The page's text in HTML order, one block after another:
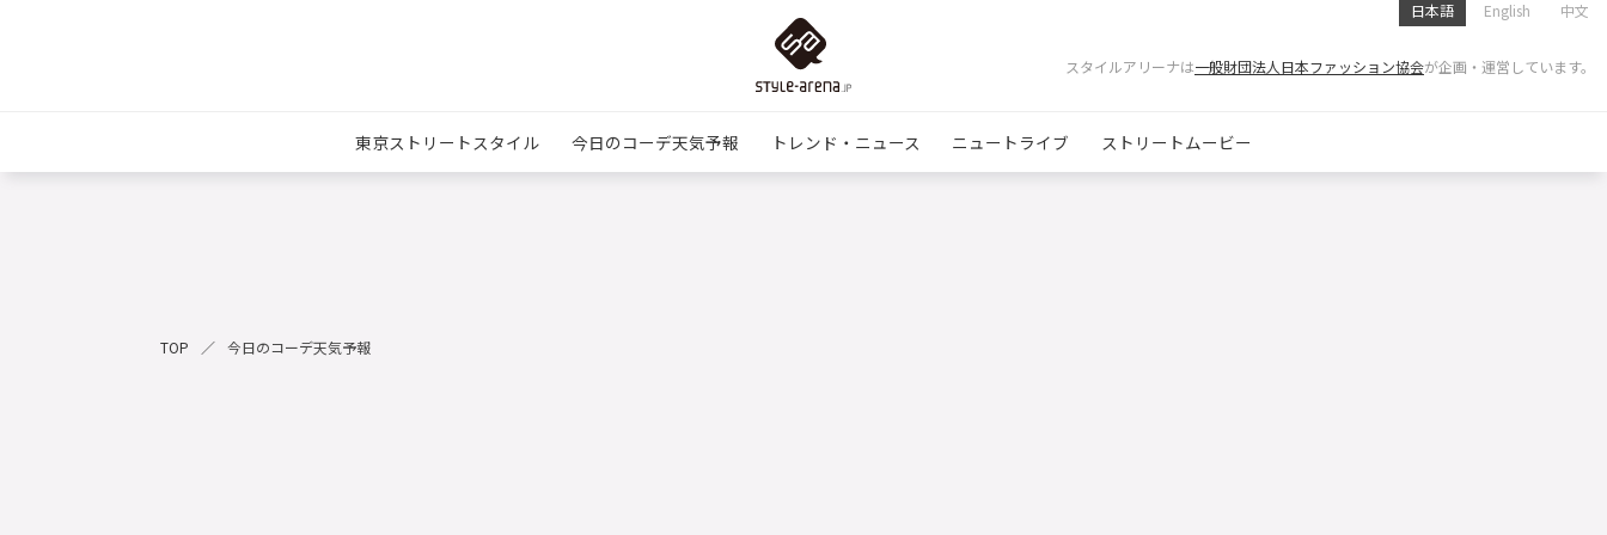
日本語 English 中文
スタイルアリーナは一般財団法人日本ファッション協会が企画・運営しています。
東京ストリートスタイル 今日のコーデ天気予報 トレンド・ニュース ニュートライブ ストリートムービー
TOP 今日のコーデ天気予報